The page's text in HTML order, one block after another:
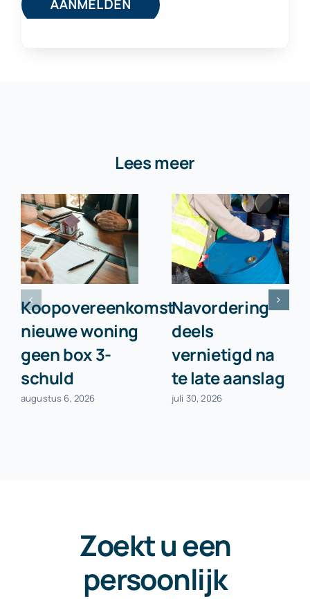
Lees meer
Koopovereenkomst
nieuwe woning
geen box 3-
schuld
augustus 6, 2026
Navordering
deels
vernietigd na
te late aanslag
juli 30, 2026
Zoekt u een
persoonlijk